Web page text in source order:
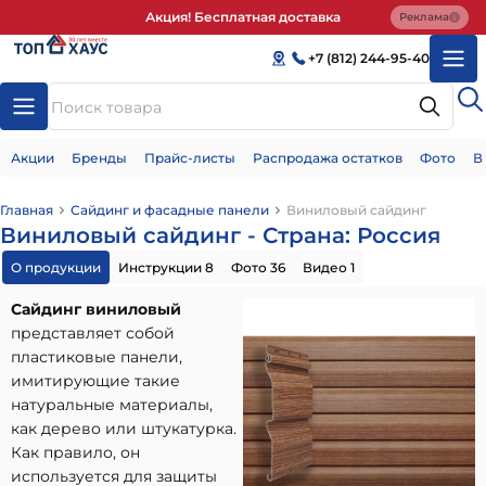
Акция! Бесплатная доставка Реклама
+7 (812) 244-95-40
Акции Бренды Прайс-листы Распродажа остатков Фото
Главная Сайдинг и фасадные панели Виниловый сайдинг
Виниловый сайдинг - Страна: Россия
О продукции Инструкции 8 Фото 36 Видео 1
Сайдинг виниловый
представляет собой
пластиковые панели,
имитирующие такие
натуральные материалы,
как дерево или штукатурка.
Как правило, он
используется для защиты